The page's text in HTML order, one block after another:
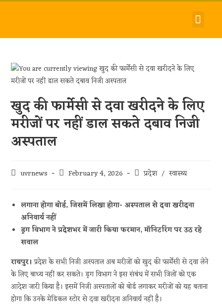
खुद की फार्मेसी से दवा खरीदने के लिए
मरीजों पर नहीं डाल सकते दबाव निजी
अस्पताल
uvrnews February 4, 2026 प्रदेश / स्वास्थ्य
लगाना होगा बोर्ड, जिसमें लिखा होगा- अस्पताल से दवा खरीदना
अनिवार्य नहीं
ड्रग विभाग ने प्रदेशभर में जारी किया फरमान, मॉनिटरिंग पर उठ रहे
सवाल
रायपुर। प्रदेश के सभी निजी अस्पताल अब मरीजों को खुद की फार्मेसी से दवा लेने
के लिए बाध्य नहीं कर सकते। ड्रग विभाग ने इस संबंध में सभी जिलों को एक
आदेश जारी किया है। इसमें निजी अस्पतालों को बोर्ड लगाकर मरीजों को यह बताना
होगा कि उनके मेडिकल स्टोर से दवा खरीदना अनिवार्य नहीं है।